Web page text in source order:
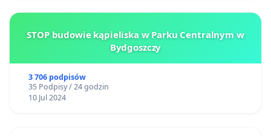
STOP budowie kąpieliska w Parku Centralnym w
Bydgoszczy
3 706 podpisów
35 Podpisy / 24 godzin
10 Jul 2024